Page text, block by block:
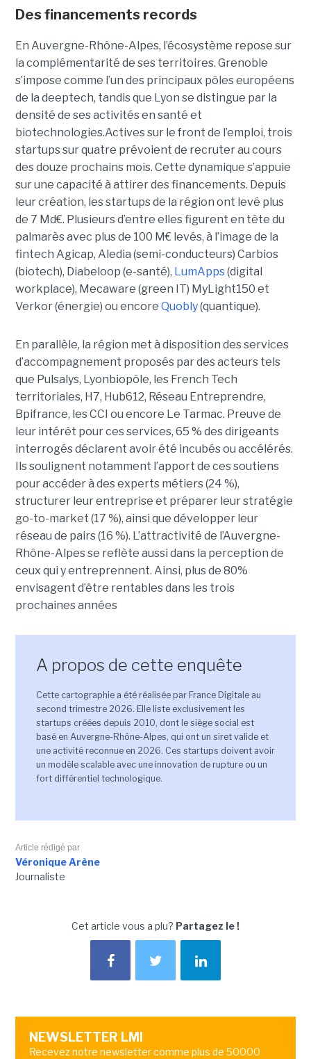
Des financements records
En Auvergne-Rhône-Alpes, l’écosystème repose sur
la complémentarité de ses territoires. Grenoble
s’impose comme l’un des principaux pôles européens
de la deeptech, tandis que Lyon se distingue par la
densité de ses activités en santé et
biotechnologies.Actives sur le front de l’emploi, trois
startups sur quatre prévoient de recruter au cours
des douze prochains mois. Cette dynamique s’appuie
sur une capacité à attirer des financements. Depuis
leur création, les startups de la région ont levé plus
de 7 Md€. Plusieurs d’entre elles figurent en tête du
palmarès avec plus de 100 M€ levés, à l’image de la
fintech Agicap, Aledia (semi-conducteurs) Carbios
(biotech), Diabeloop (e-santé), LumApps(digital
workplace), Mecaware (green IT) MyLight150 et
Verkor (énergie) ou encore Quobly(quantique).
En parallèle, la région met à disposition des services
d’accompagnement proposés par des acteurs tels
que Pulsalys, Lyonbiopôle, les French Tech
territoriales, H7, Hub612, Réseau Entreprendre,
Bpifrance, les CCI ou encore Le Tarmac. Preuve de
leur intérêt pour ces services, 65 % des dirigeants
interrogés déclarent avoir été incubés ou accélérés.
Ils soulignent notamment l’apport de ces soutiens
pour accéder à des experts métiers (24 %),
structurer leur entreprise et préparer leur stratégie
go-to-market (17 %), ainsi que développer leur
réseau de pairs (16 %). L’attractivité de l’Auvergne-
Rhône-Alpes se reflète aussi dans la perception de
ceux qui y entreprennent. Ainsi, plus de 80%
envisagent d’être rentables dans les trois
prochaines années
A propos de cette enquête
Cette cartographie a été réalisée par France Digitale au
second trimestre 2026. Elle liste exclusivement les
startups créées depuis 2010, dont le siège social est
basé en Auvergne-Rhône-Alpes, qui ont un siret valide et
une activité reconnue en 2026. Ces startups doivent avoir
un modèle scalable avec une innovation de rupture ou un
fort différentiel technologique.
Article rédigé par
Véronique Arène
Journaliste
Cet article vous a plu? Partagez le !
NEWSLETTER LMI
Recevez notre newsletter comme plus de 50000